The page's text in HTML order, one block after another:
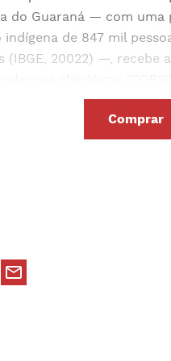
do Guaraná — com uma
de 847 mil
(IBGE, 20022) —, recebe
a COP30 marca os vinte
Comprar